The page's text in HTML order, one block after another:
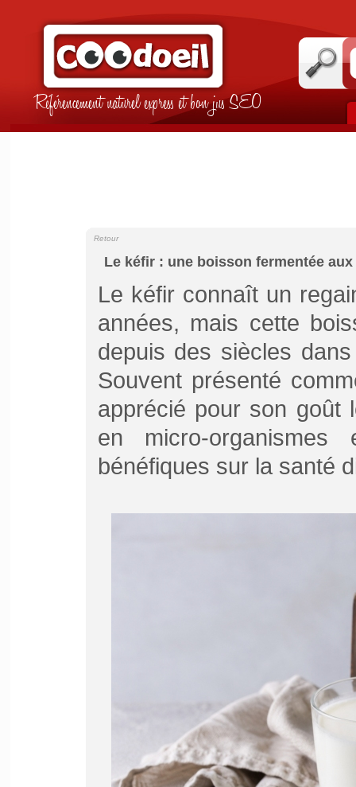
Référencement naturel express et bon jus SEO
Le kéfir : une boisson fermentée
Retour
Le kéfir connaît un
années, mais cette
depuis des siècles
Souvent présenté
apprécié pour son goût
en micro-organismes
bénéfiques sur la santé